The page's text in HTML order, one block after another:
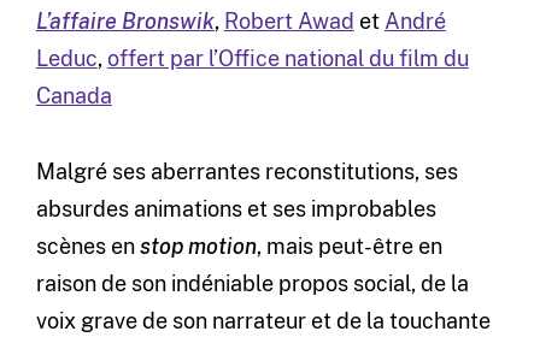
L’affaire Bronswik, Robert Awad et André
Leduc,offert par l’Office national du film du
Canada
Malgré ses aberrantes reconstitutions, ses
absurdes animations et ses improbables
scènes enstop motion, mais peut-être en
raison de son indéniable propos social, de la
voix grave de son narrateur et de la touchante